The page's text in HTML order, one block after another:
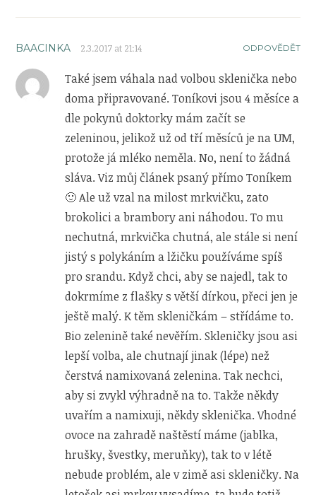
BAACINKA 2.3.2017 at 21:14 ODPOVĚDĚT
Také jsem váhala nad volbou sklenička nebo
doma připravované. Toníkovi jsou 4 měsíce a
dle pokynů doktorky mám začít se
zeleninou, jelikož už od tří měsíců je na UM,
protože já mléko neměla. No, není to žádná
sláva. Viz můj článek psaný přímo Toníkem
🙂 Ale už vzal na milost mrkvičku, zato
brokolici a brambory ani náhodou. To mu
nechutná, mrkvička chutná, ale stále si není
jistý s polykáním a lžičku používáme spíš
pro srandu. Když chci, aby se najedl, tak to
dokrmíme z flašky s větší dírkou, přeci jen je
ještě malý. K těm skleničkám – střídáme to.
Bio zelenině také nevěřím. Skleničky jsou asi
lepší volba, ale chutnají jinak (lépe) než
čerstvá namixovaná zelenina. Tak nechci,
aby si zvykl výhradně na to. Takže někdy
uvařím a namixuji, někdy sklenička. Vhodné
ovoce na zahradě naštěstí máme (jablka,
hrušky, švestky, meruňky), tak to v létě
nebude problém, ale v zimě asi skleničky. Na